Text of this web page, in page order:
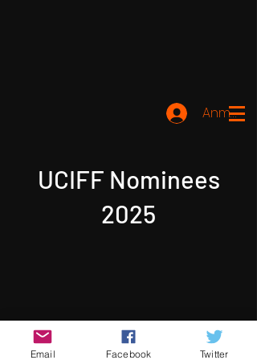
UCIFF Nominees
2025
Email Facebook Twitter